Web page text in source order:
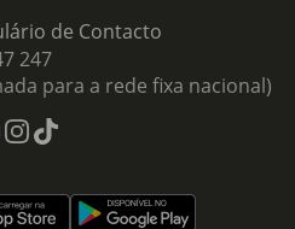
de Contacto
247
para a rede fixa nacional)